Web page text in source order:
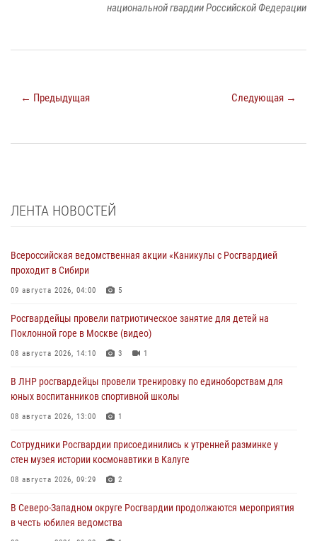
национальной гвардии Российской Федерации
← Предыдущая Следующая →
ЛЕНТА НОВОСТЕЙ
Всероссийская ведомственная акции «Каникулы с Росгвардией
проходит в Сибири
09 августа 2026, 04:00 5
Росгвардейцы провели патриотическое занятие для детей на
Поклонной горе в Москве (видео)
08 августа 2026, 14:10 3 1
В ЛНР росгвардейцы провели тренировку по единоборствам для
юных воспитанников спортивной школы
08 августа 2026, 13:00 1
Сотрудники Росгвардии присоединились к утренней разминке у
стен музея истории космонавтики в Калуге
08 августа 2026, 09:29 2
В Северо-Западном округе Росгвардии продолжаются мероприятия
в честь юбилея ведомства